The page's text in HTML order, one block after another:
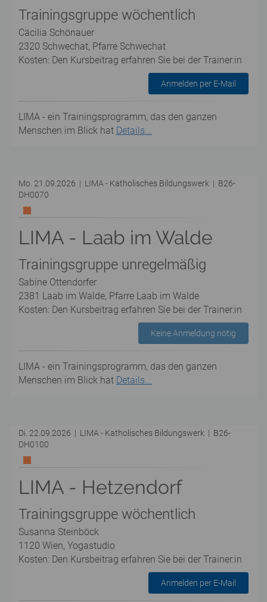
Trainingsgruppe wöchentlich
Cäcilia Schönauer
2320 Schwechat, Pfarre Schwechat
Kosten: Den Kursbeitrag erfahren Sie bei der Trainer:in
Anmelden per E-Mail
LIMA - ein Trainingsprogramm, das den ganzen
Menschen im Blick hat Details...
Mo. 21.09.2026 | LIMA - Katholisches Bildungswerk | B26-
DH0070
LIMA - Laab im Walde
Trainingsgruppe unregelmäßig
Sabine Ottendorfer
2381 Laab im Walde, Pfarre Laab im Walde
Kosten: Den Kursbeitrag erfahren Sie bei der Trainer:in
Keine Anmeldung nötig
LIMA - ein Trainingsprogramm, das den ganzen
Menschen im Blick hat Details...
Di. 22.09.2026 | LIMA - Katholisches Bildungswerk | B26-
DH0100
LIMA - Hetzendorf
Trainingsgruppe wöchentlich
Susanna Steinböck
1120 Wien, Yogastudio
Kosten: Den Kursbeitrag erfahren Sie bei der Trainer:in
Anmelden per E-Mail